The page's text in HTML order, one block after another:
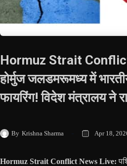
Hormuz Strait
होर्मुज जलडमरूमध्य में
फायरिंग! विदेश मंत्रालय ने
By Krishna Sharma Apr 18,
Hormuz Strait Conflict News Live: